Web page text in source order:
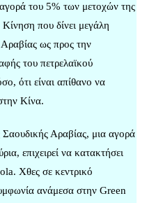
του 5% των μετοχών της
που δίνει μεγάλη
Αραβίας ως προς την
του πετρελαϊκού
ότι είναι απίθανο να
Κίνα.
Αραβίας, μια αγορά
επιχειρεί να κατακτήσει
Χθες σε κεντρικό
ανάμεσα στην Green